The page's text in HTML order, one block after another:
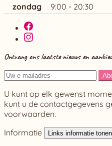
zondag
9:00 - 20:30
Ontvang ons laatste nieuws en
U kunt op elk gewenst
kunt u de contactgegevens
voorwaarden.
Informatie
Links informatie tonen